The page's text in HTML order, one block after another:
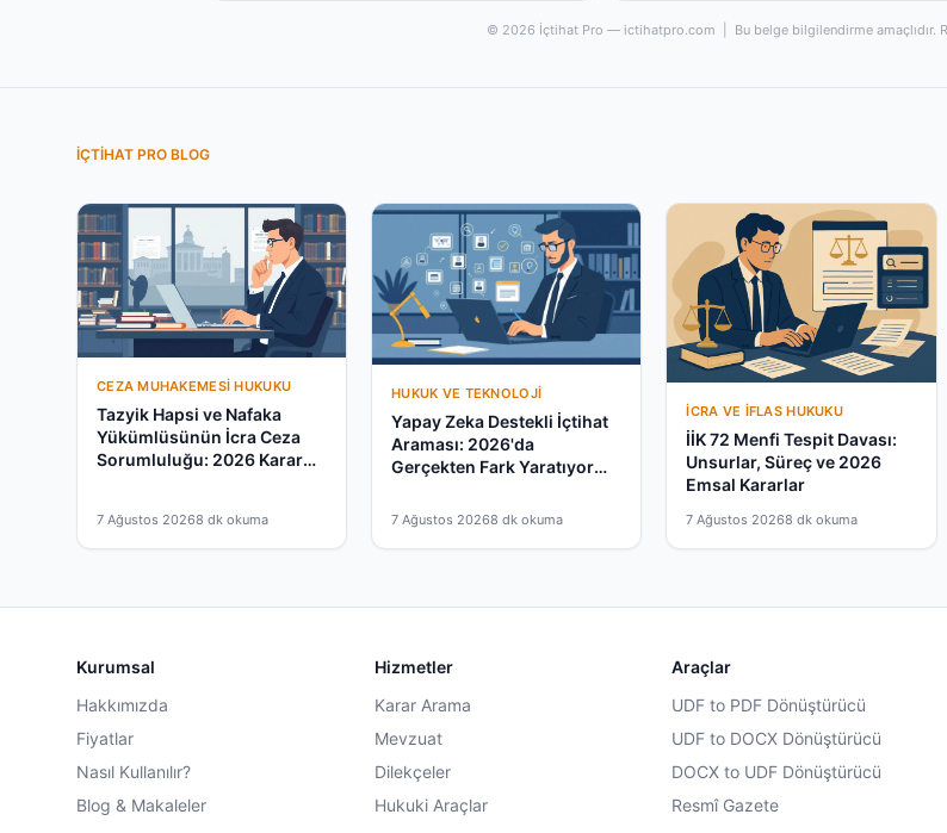
© 2026 İçtihat Pro — ictihatpro.com | Bu belge bilgilendirme amaçlıdır.
İÇTIHAT PRO BLOG
CEZA MUHAKEMESI HUKUKU
Tazyik Hapsi ve Nafaka
Yükümlüsünün İcra Ceza
Sorumluluğu: 2026 Karar
7 Ağustos 20268 dk okuma
HUKUK VE TEKNOLOJI
Yapay Zeka Destekli İçtihat
Araması: 2026'da
Gerçekten Fark Yaratıyor
7 Ağustos 20268 dk okuma
İCRA VE İFLAS HUKUKU
İİK 72 Menfi Tespit Davası:
Unsurlar, Süreç ve 2026
Emsal Kararlar
7 Ağustos 20268 dk okuma
Kurumsal
Hakkımızda
Fiyatlar
Nasıl Kullanılır?
Blog & Makaleler
Hizmetler
Karar Arama
Mevzuat
Dilekçeler
Hukuki Araçlar
Araçlar
UDF to PDF Dönüştürücü
UDF to DOCX Dönüştürücü
DOCX to UDF Dönüştürücü
Resmî Gazete